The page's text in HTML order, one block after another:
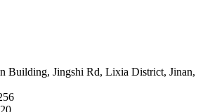
Building, Jingshi Rd, Lixia District, Jinan,